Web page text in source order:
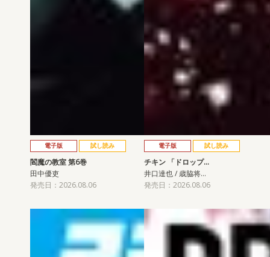
電子版 試し読み
閻魔の教室 第6巻
田中優吏
発売日：2026.08.06
電子版 試し読み
チキン 「ドロップ…
井口達也 / 歳脇将…
発売日：2026.08.06